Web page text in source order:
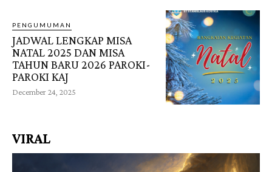
PENGUMUMAN
JADWAL LENGKAP MISA
NATAL 2025 DAN MISA
TAHUN BARU 2026 PAROKI-
PAROKI KAJ
December 24, 2025
VIRAL